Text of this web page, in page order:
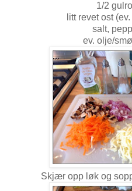
1/2
litt revet ost
salt,
ev. olje/
Skjær opp løk og